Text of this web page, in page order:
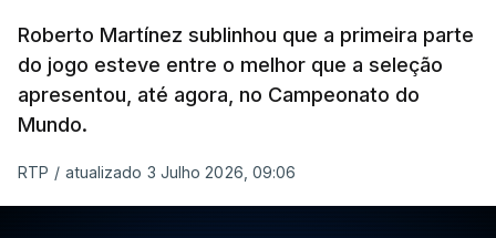
Roberto Martínez sublinhou que a primeira parte
do jogo esteve entre o melhor que a seleção
apresentou, até agora, no Campeonato do
Mundo.
RTP / atualizado 3 Julho 2026, 09:06